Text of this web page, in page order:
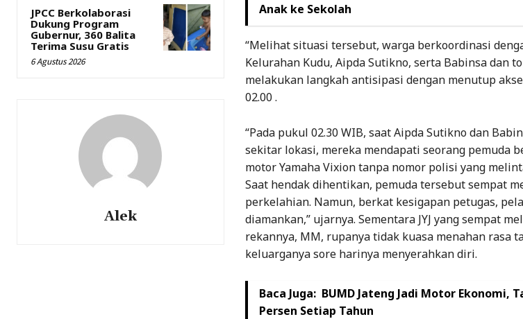
JPCC Berkolaborasi
Dukung Program
Gubernur, 360 Balita
Terima Susu Gratis
6 Agustus 2026
Alek
Anak ke Sekolah
“Melihat situasi tersebut, warga berkoordinasi
Kelurahan Kudu, Aipda Sutikno, serta Babinsa dan
melakukan langkah antisipasi dengan menutup
02.00 .
“Pada pukul 02.30 WIB, saat Aipda Sutikno dan
sekitar lokasi, mereka mendapati seorang pemuda
motor Yamaha Vixion tanpa nomor polisi yang
Saat hendak dihentikan, pemuda tersebut sempat
perkelahian. Namun, berkat kesigapan petugas,
diamankan,” ujarnya. Sementara JYJ yang sempat
rekannya, MM, rupanya tidak kuasa menahan rasa
keluarganya sore harinya menyerahkan diri.
Baca Juga: BUMD Jateng Jadi Motor Ekonomi,
Persen Setiap Tahun